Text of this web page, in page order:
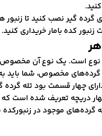
گیر نصب کنید تا زنبور
کده بامار خریداری کنید.
نوع است. یک نوع آن
گرده‌های مخصوص، شما
دارای چهار قسمت بود
دریچه تعریف شده است
گرده‌های موجود در زنبورکده